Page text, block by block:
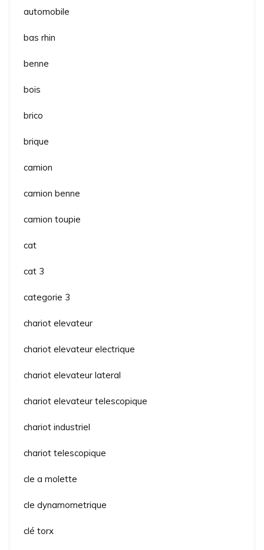
automobile
bas rhin
benne
bois
brico
brique
camion
camion benne
camion toupie
cat
cat 3
categorie 3
chariot elevateur
chariot elevateur electrique
chariot elevateur lateral
chariot elevateur telescopique
chariot industriel
chariot telescopique
cle a molette
cle dynamometrique
clé torx